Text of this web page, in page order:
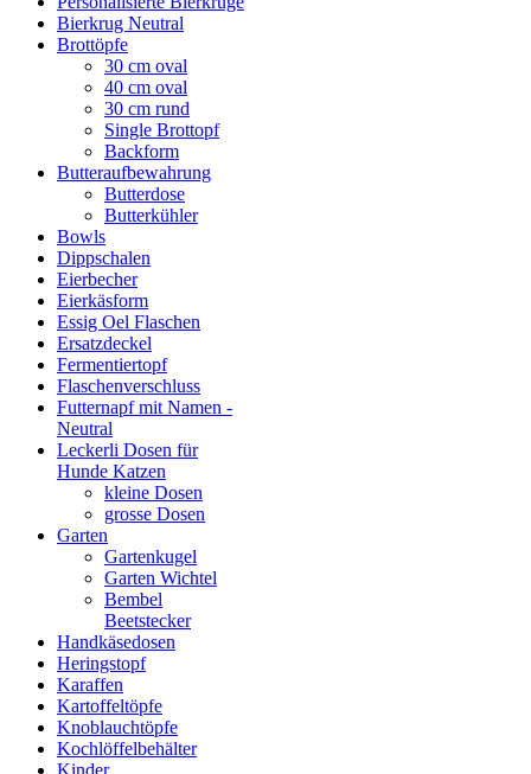
Bierkrug Neutral
Brottöpfe
30 cm oval
40 cm oval
30 cm rund
Single Brottopf
Backform
Butteraufbewahrung
Butterdose
Butterkühler
Bowls
Dippschalen
Eierbecher
Eierkäsform
Essig Oel Flaschen
Ersatzdeckel
Fermentiertopf
Flaschenverschluss
Futternapf mit Namen -
Neutral
Leckerli Dosen für
Hunde Katzen
kleine Dosen
grosse Dosen
Garten
Gartenkugel
Garten Wichtel
Bembel
Beetstecker
Handkäsedosen
Heringstopf
Karaffen
Kartoffeltöpfe
Knoblauchtöpfe
Kochlöffelbehälter